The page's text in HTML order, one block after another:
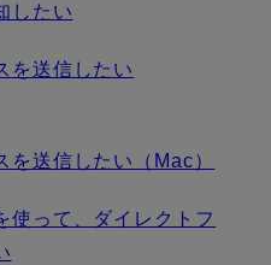
したい
を送信したい
を送信したい（Mac）
使って、ダイレクトフ